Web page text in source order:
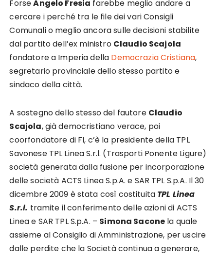
ForseAngelo Fresia farebbe meglio andare a
cercare i perché tra le file dei vari Consigli
Comunali o meglio ancora sulle decisioni stabilite
dal partito dell’ex ministro Claudio Scajola
fondatore a Imperia della Democrazia Cristiana,
segretario provinciale dello stesso partito e
sindaco della città.
A sostegno dello stesso del fautore Claudio
Scajola, già democristiano verace, poi
coorfondatore di FI, c’è la presidente della TPL
Savonese TPL Linea S.r.l. (Trasporti Ponente Ligure)
società generata dalla fusione per incorporazione
delle società ACTS Linea S.p.A. e SAR TPL S.p.A. Il 30
dicembre 2009 è stata così costituita TPL Linea
S.r.l. tramite il conferimento delle azioni di ACTS
Linea e SAR TPL S.p.A. – Simona Sacone la quale
assieme al Consiglio di Amministrazione, per uscire
dalle perdite che la Società continua a generare,